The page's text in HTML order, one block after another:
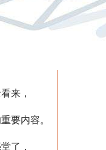
来，
要内容。
了，